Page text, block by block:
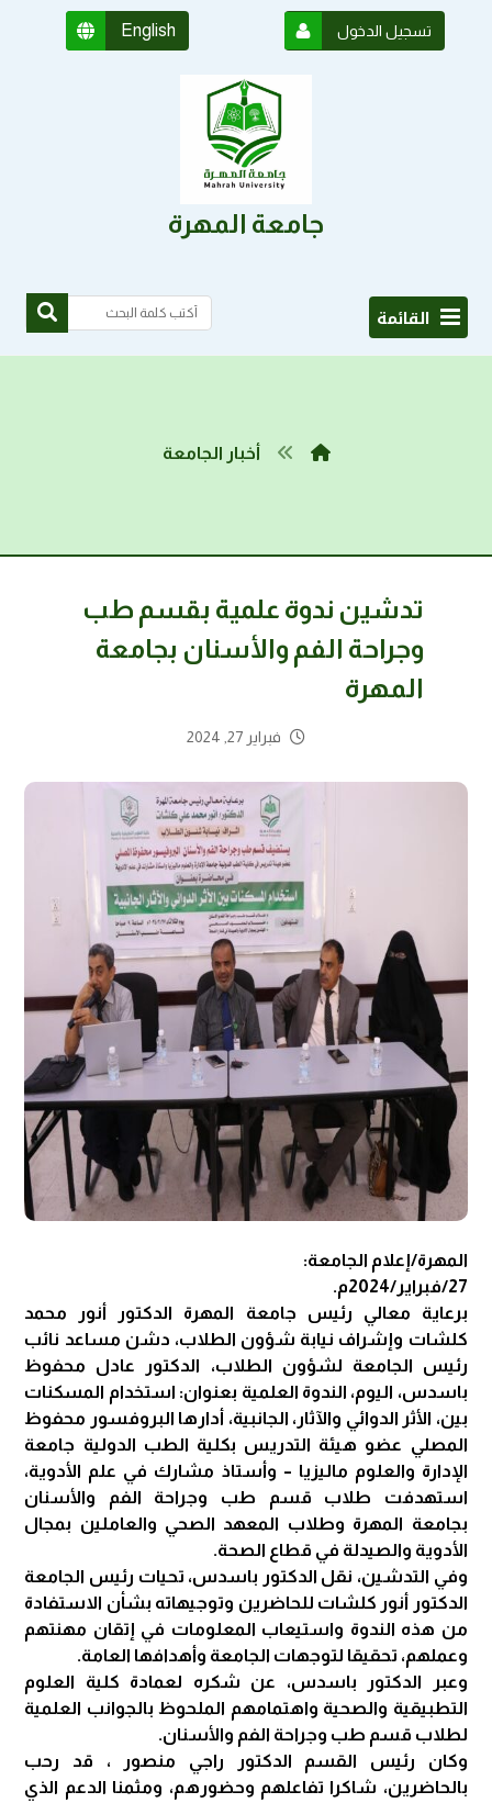
English تسجيل الدخول
جامعة المهرة
القائمة
أخبار الجامعة
تدشين ندوة علمية بقسم طب
وجراحة الفم والأسنان بجامعة
المهرة
فبراير 27, 2024
المهرة/إعلام الجامعة:
27/فبراير/2024م.
برعاية معالي رئيس جامعة المهرة الدكتور أنور محمد
كلشات وإشراف نيابة شؤون الطلاب، دشن مساعد نائب
رئيس الجامعة لشؤون الطلاب، الدكتور عادل محفوظ
باسدس، اليوم، الندوة العلمية بعنوان: استخدام المسكنات
بين، الأثر الدوائي والآثار، الجانبية، أدارها البروفسور محفوظ
المصلي عضو هيئة التدريس بكلية الطب الدولية جامعة
الإدارة والعلوم ماليزيا – وأستاذ مشارك في علم الأدوية،
استهدفت طلاب قسم طب وجراحة الفم والأسنان
بجامعة المهرة وطلاب المعهد الصحي والعاملين بمجال
الأدوية والصيدلة في قطاع الصحة.
وفي التدشين، نقل الدكتور باسدس، تحيات رئيس الجامعة
الدكتور أنور كلشات للحاضرين وتوجيهاته بشأن الاستفادة
من هذه الندوة واستيعاب المعلومات في إتقان مهنتهم
وعملهم، تحقيقا لتوجهات الجامعة وأهدافها العامة.
وعبر الدكتور باسدس، عن شكره لعمادة كلية العلوم
التطبيقية والصحية واهتمامهم الملحوظ بالجوانب العلمية
لطلاب قسم طب وجراحة الفم والأسنان.
وكان رئيس القسم الدكتور راجي منصور ، قد رحب
بالحاضرين، شاكرا تفاعلهم وحضورهم، ومثمنا الدعم الذي